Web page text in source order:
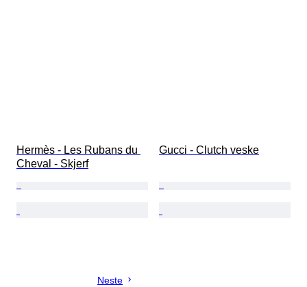
Hermès - Les Rubans du
Cheval - Skjerf
Gucci - Clutch veske
Neste